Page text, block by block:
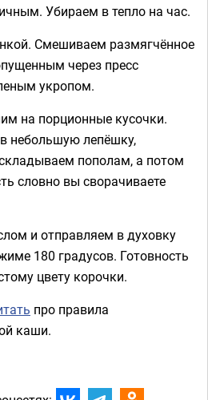
Убираем в тепло на час.
Смешиваем размягчённое
через пресс
укропом.
на порционные кусочки.
небольшую лепёшку,
пополам, а потом
словно вы сворачиваете
и отправляем в духовку
180 градусов. Готовность
цвету корочки.
про правила
каши.